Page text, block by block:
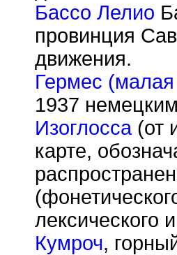
Бассо Лелио
провинция
движения.
Гермес
1937
Изоглосса(от
карте,
лексического
Кумроч,